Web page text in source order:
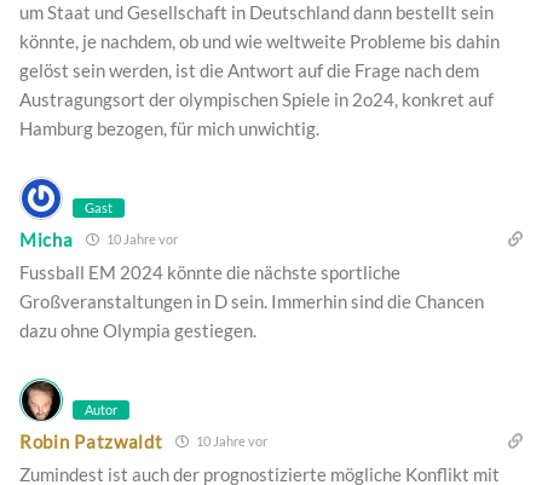
um Staat und Gesellschaft in Deutschland dann bestellt sein
könnte, je nachdem, ob und wie weltweite Probleme bis dahin
gelöst sein werden, ist die Antwort auf die Frage nach dem
Austragungsort der olympischen Spiele in 2o24, konkret auf
Hamburg bezogen, für mich unwichtig.
Gast
Micha 10 Jahre vor
Fussball EM 2024 könnte die nächste sportliche
Großveranstaltungen in D sein. Immerhin sind die Chancen
dazu ohne Olympia gestiegen.
Autor
Robin Patzwaldt 10 Jahre vor
Zumindest ist auch der prognostizierte mögliche Konflikt mit